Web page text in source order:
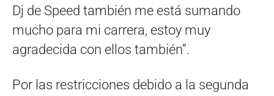
Dj de Speed también me está sumando
mucho para mi carrera, estoy muy
agradecida con ellos también”.
Por las restricciones debido a la segunda